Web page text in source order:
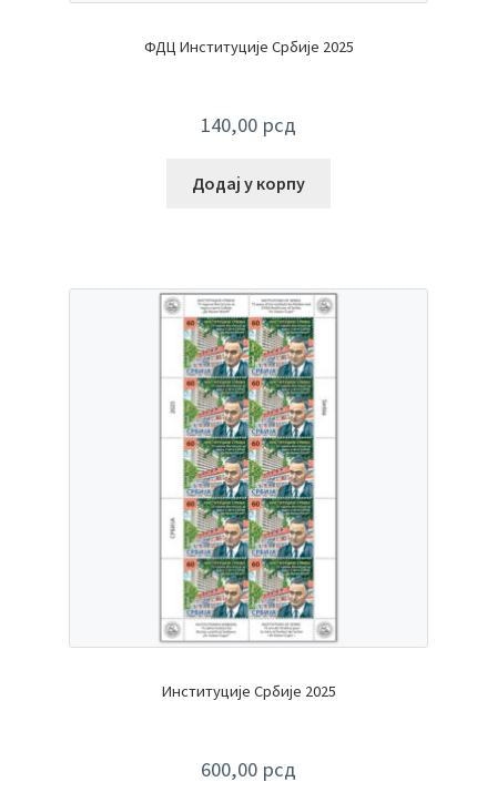
ФДЦ Институције Србије 2025
140,00 рсд
Додај у корпу
Институције Србије 2025
600,00 рсд